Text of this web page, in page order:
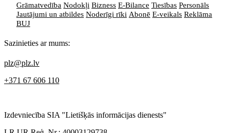
Grāmatvedība Nodokļi Bizness E-Bilance Tiesības Personāls
Jautājumi un atbildes Noderīgi rīki Abonē E-veikals Reklāma
BUJ
Sazinieties ar mums:
plz@plz.lv
+371 67 606 110
Izdevniecība SIA "Lietišķās informācijas dienests"